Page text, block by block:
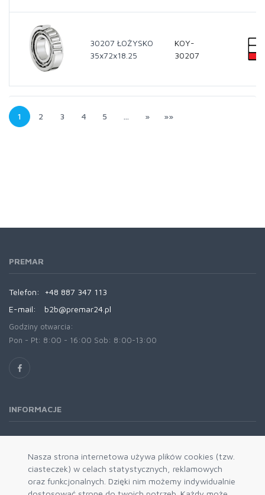
Nasza strona internetowa używa plików cookies (tzw.
ciasteczek) w celach statystycznych, reklamowych
oraz funkcjonalnych. Dzięki nim możemy indywidualnie
30207 ŁOŻYSKO
35x72x18.25
KOY-
30207
1 2 3 4 5 … » »»
PREMAR
Telefon:
+48 887 347 113
E-mail:
b2b@premar24.pl
Godziny otwarcia:
Pon - Pt: 8:00 - 16:00 Sob: 8:00-13:00
INFORMACJE
Oferta
Kontakt